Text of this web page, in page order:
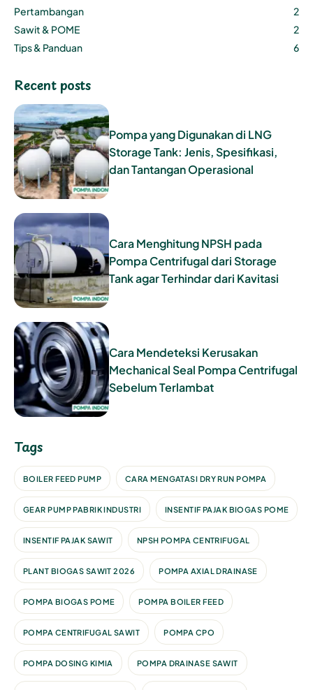
Pertambangan
2
Sawit & POME
2
Tips & Panduan
6
Recent posts
Pompa yang Digunakan di LNG
Storage Tank: Jenis, Spesifikasi,
dan Tantangan Operasional
Cara Menghitung NPSH pada
Pompa Centrifugal dari Storage
Tank agar Terhindar dari Kavitasi
Cara Mendeteksi Kerusakan
Mechanical Seal Pompa Centrifugal
Sebelum Terlambat
Tags
BOILER FEED PUMP CARA MENGATASI DRY RUN POMPA
GEAR PUMP PABRIK INDUSTRI INSENTIF PAJAK BIOGAS POME
INSENTIF PAJAK SAWIT NPSH POMPA CENTRIFUGAL
PLANT BIOGAS SAWIT 2026 POMPA AXIAL DRAINASE
POMPA BIOGAS POME POMPA BOILER FEED
POMPA CENTRIFUGAL SAWIT POMPA CPO
POMPA DOSING KIMIA POMPA DRAINASE SAWIT